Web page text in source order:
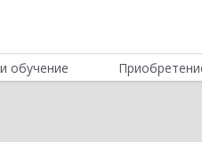
обучение